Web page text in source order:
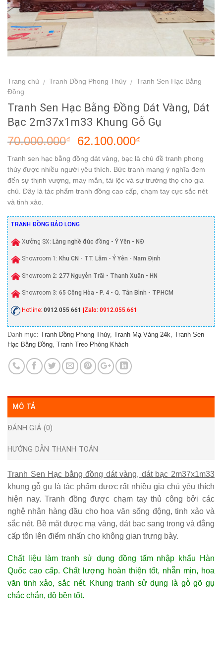
Trang chủ / Tranh Đồng Phong Thủy / Tranh Sen Hạc Bằng
Đồng
Tranh Sen Hạc Bằng Đồng Dát Vàng, Dát
Bạc 2m37x1m33 Khung Gỗ Gụ
70.000.000₫ 62.100.000₫
Tranh sen hạc bằng đồng dát vàng, bạc là chủ đề tranh phong
thủy được nhiều người yêu thích. Bức tranh mang ý nghĩa đem
đến sự thịnh vượng, may mắn, tài lộc và sự trường thọ cho gia
chủ. Đây là tác phẩm tranh đồng cao cấp, chạm tay cực sắc nét
và tinh xảo.
TRANH ĐỒNG BẢO LONG
Xưởng SX: Làng nghề đúc đồng - Ý Yên - NĐ
Showroom 1: Khu CN - TT. Lâm - Ý Yên - Nam Định
Showroom 2: 277 Nguyễn Trãi - Thanh Xuân - HN
Showroom 3: 65 Cộng Hòa - P. 4 - Q. Tân Bình - TPHCM
Hotline: 0912 055 661 |Zalo: 0912.055.661
Danh mục: Tranh Đồng Phong Thủy, Tranh Mạ Vàng 24k Tranh Sen
Hạc Bằng Đồng Tranh Treo Phòng Khách
MÔ TẢ
ĐÁNH GIÁ (0)
HƯỚNG DẪN THANH TOÁN
Tranh Sen Hạc bằng đồng dát vàng, dát bạc 2m37x1m33
khung gỗ gụ là tác phẩm được rất nhiều gia chủ yêu thích
hiện nay. Tranh đồng được chạm tay thủ công bởi các
nghệ nhân hàng đầu cho hoa văn sống động, tinh xảo và
sắc nét. Bề mặt được mạ vàng, dát bạc sang trọng và đẳng
cấp tôn lên điểm nhấn cho không gian trưng bày.
Chất liệu làm tranh sử dụng đồng tấm nhập khẩu Hàn
Quốc cao cấp. Chất lượng hoàn thiện tốt, nhẵn mịn, hoa
văn tinh xảo, sắc nét. Khung tranh sử dụng là gỗ gõ gụ
chắc chắn, độ bền tốt.